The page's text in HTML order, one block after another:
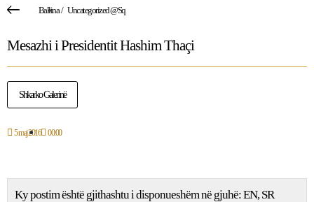
Ballina/ Uncategorized @sq
Mesazhi i Presidentit Hashim Thaçi
Shkarko Galerinë
5 maj 2016 00:00
Ky postim është gjithashtu i disponueshëm në gjuhë:EN SR